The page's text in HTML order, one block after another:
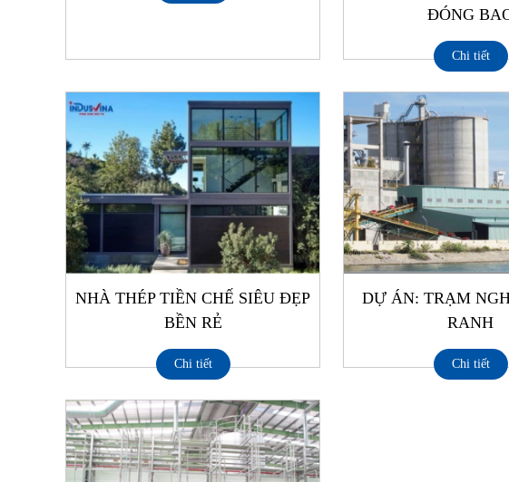
ĐÓNG
Chi tiết
NHÀ THÉP TIỀN CHẾ SIÊU ĐẸP
BỀN RẺ
Chi tiết
DỰ ÁN: TRẠM
RANH
Chi tiết